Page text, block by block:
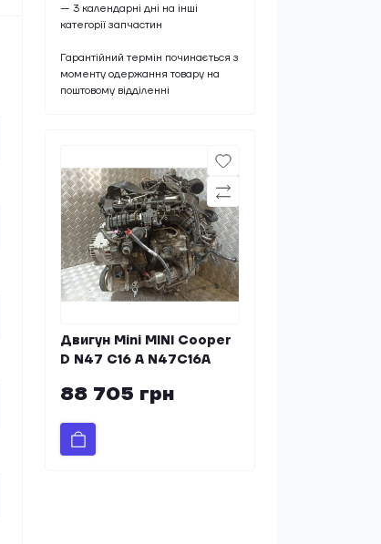
— 3 календарні дні на інші
категорії запчастин
Гарантійний термін починається з
моменту одержання товару на
поштовому відділенні
Двигун Mini MINI Cooper
D N47 C16 A N47C16A
88 705 грн